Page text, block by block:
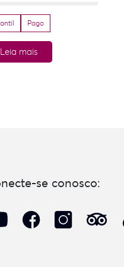
Pago
Leia mais
se conosco: